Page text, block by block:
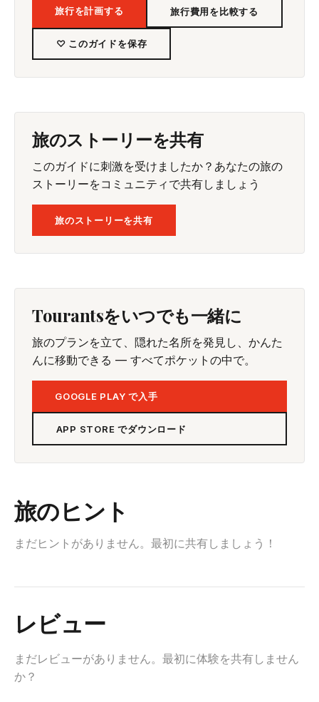
旅行を計画する 旅行費用を比較する
♡ このガイドを保存
旅のストーリーを共有
このガイドに刺激を受けましたか？あなたの旅の
ストーリーをコミュニティで共有しましょう
旅のストーリーを共有
Tourantsをいつでも一緒に
旅のプランを立て、隠れた名所を発見し、かんた
んに移動できる — すべてポケットの中で。
GOOGLE PLAY で入手
APP STORE でダウンロード
旅のヒント
まだヒントがありません。最初に共有しましょう！
レビュー
まだレビューがありません。最初に体験を共有しません
か？